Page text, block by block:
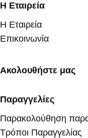
Η Εταιρεία
Η Εταιρεία
Επικοινωνία
Ακολουθήστε μας
Παραγγελίες
Παρακολούθηση
Τρόποι Παραγγελίας